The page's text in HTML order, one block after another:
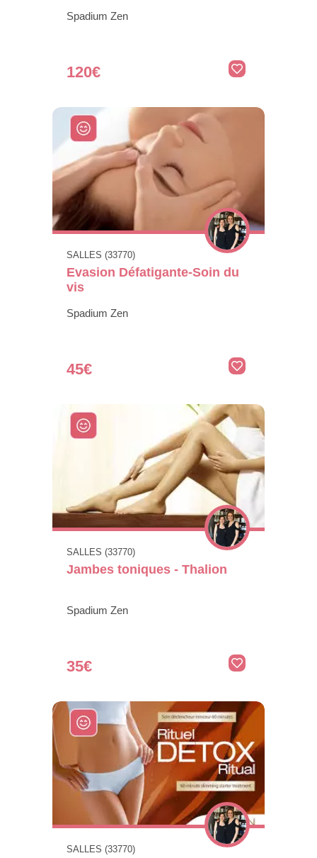
Spadium Zen
120€
SALLES (33770)
Evasion Défatigante-Soin du
vis
Spadium Zen
45€
SALLES (33770)
Jambes toniques - Thalion
Spadium Zen
35€
SALLES (33770)